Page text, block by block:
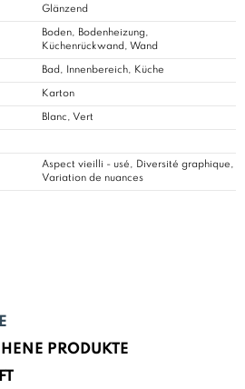
Glänzend
Boden, Bodenheizung,
Küchenrückwand, Wand
Bad, Innenbereich, Küche
Karton
Blanc, Vert
Aspect vieilli - usé, Diversité graphique,
Variation de nuances
PRODUKTE